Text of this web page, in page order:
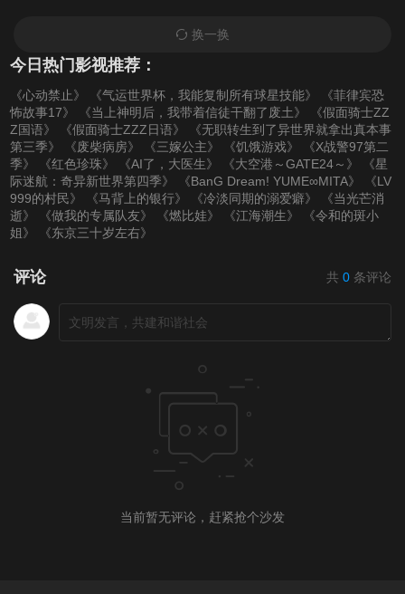
第20220307期
第20220310期 第20220311期 第20220314期
第20220315期 第20220316期 第20220317期
第20220318期 第20220321(微女人) 第20220321期
第20220324期
第20220401期
换一换
今日热门影视推荐：
《心动禁止》 《气运世界杯，我能复制所有球星技能》
《菲律宾恐
怖故事17》
《当上神明后，我带着信徒干翻了废土》
《假面骑士ZZ
Z国语》
《假面骑士ZZZ日语》
《无职转生到了异世界就拿出真本事
第三季》
《废柴病房》 《三嫁公主》 《饥饿游戏》
《X战警97第二
季》
《红色珍珠》 《AI了，大医生》 《大空港～GATE24～》
《星
际迷航：奇异新世界第四季》
《BanG Dream! YUME∞MITA》
《LV
999的村民》
《马背上的银行》 《冷淡同期的溺爱癖》
《当光芒消
逝》
《做我的专属队友》 《燃比娃》 《江海潮生》
《令和的斑小
姐》
《东京三十岁左右》
评论 共 0 条评论
当前暂无评论，赶紧抢个沙发